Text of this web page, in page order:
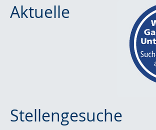
Aktuelle
Stellengesuche